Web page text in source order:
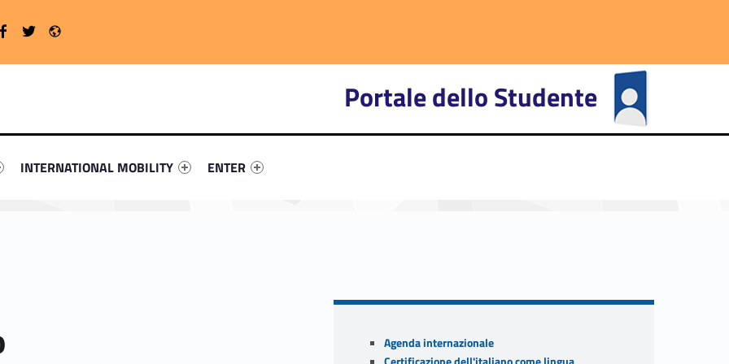
Portale dello Studente
51546-4
#link-menu-primary-54233-16
Link identifier #link-menu-primary-94438-19
INTERNATIONAL MOBILITY
Link identifier #link-menu-primary-9271-27
ENTER
WebMan on Facebook
Twitter
Sidebar
Agenda internazionale